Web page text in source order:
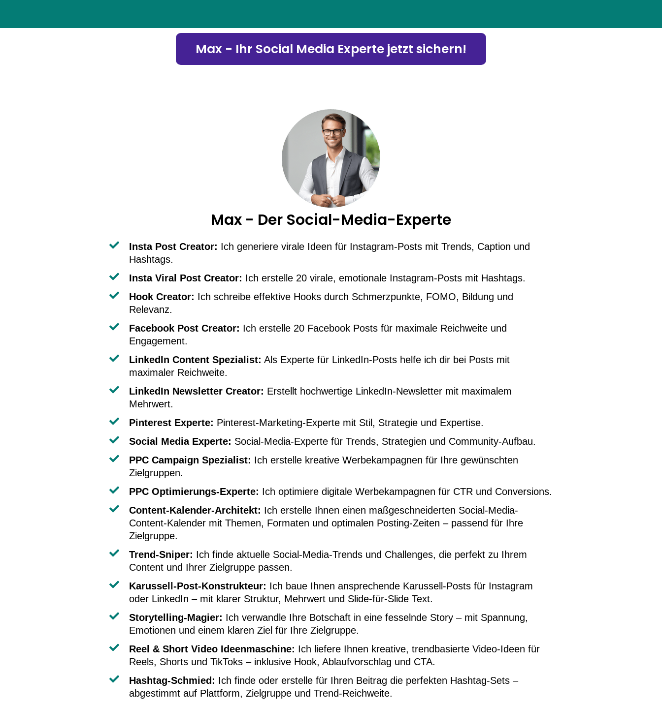
Max - Ihr Social Media Experte jetzt sichern!
Max - Der Social-Media-Experte
Insta Post Creator: Ich generiere virale Ideen für Instagram-Posts mit Trends, Caption und
Hashtags.
Insta Viral Post Creator: Ich erstelle 20 virale, emotionale Instagram-Posts mit Hashtags.
Hook Creator: Ich schreibe effektive Hooks durch Schmerzpunkte, FOMO, Bildung und
Relevanz.
Facebook Post Creator: Ich erstelle 20 Facebook Posts für maximale Reichweite und
Engagement.
LinkedIn Content Spezialist: Als Experte für LinkedIn-Posts helfe ich dir bei Posts mit
maximaler Reichweite.
LinkedIn Newsletter Creator: Erstellt hochwertige LinkedIn-Newsletter mit maximalem
Mehrwert.
Pinterest Experte: Pinterest-Marketing-Experte mit Stil, Strategie und Expertise.
Social Media Experte: Social-Media-Experte für Trends, Strategien und Community-Aufbau.
PPC Campaign Spezialist: Ich erstelle kreative Werbekampagnen für Ihre gewünschten
Zielgruppen.
PPC Optimierungs-Experte: Ich optimiere digitale Werbekampagnen für CTR und Conversions.
Content-Kalender-Architekt: Ich erstelle Ihnen einen maßgeschneiderten Social-Media-
Content-Kalender mit Themen, Formaten und optimalen Posting-Zeiten – passend für Ihre
Zielgruppe.
Trend-Sniper: Ich finde aktuelle Social-Media-Trends und Challenges, die perfekt zu Ihrem
Content und Ihrer Zielgruppe passen.
Karussell-Post-Konstrukteur: Ich baue Ihnen ansprechende Karussell-Posts für Instagram
oder LinkedIn – mit klarer Struktur, Mehrwert und Slide-für-Slide Text.
Storytelling-Magier: Ich verwandle Ihre Botschaft in eine fesselnde Story – mit Spannung,
Emotionen und einem klaren Ziel für Ihre Zielgruppe.
Reel & Short Video Ideenmaschine: Ich liefere Ihnen kreative, trendbasierte Video-Ideen für
Reels, Shorts und TikToks – inklusive Hook, Ablaufvorschlag und CTA.
Hashtag-Schmied: Ich finde oder erstelle für Ihren Beitrag die perfekten Hashtag-Sets –
abgestimmt auf Plattform, Zielgruppe und Trend-Reichweite.